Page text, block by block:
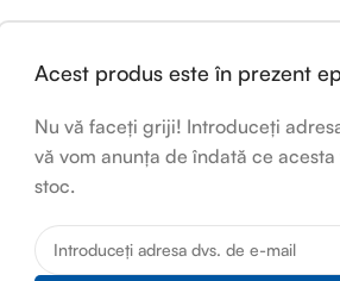
Acest produs este în prezent
Nu vă faceți griji! Introduceți
vă vom anunța de îndată ce
stoc.